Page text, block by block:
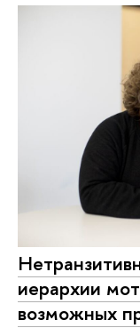
иерархии
возможных